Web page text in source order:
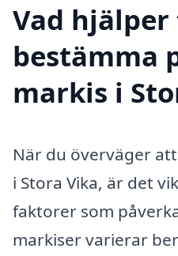
Vad
bestämma
markis i
När du överväger
i Stora Vika, är det
faktorer som
markiser varierar